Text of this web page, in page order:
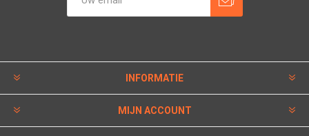
INFORMATIE
MIJN ACCOUNT